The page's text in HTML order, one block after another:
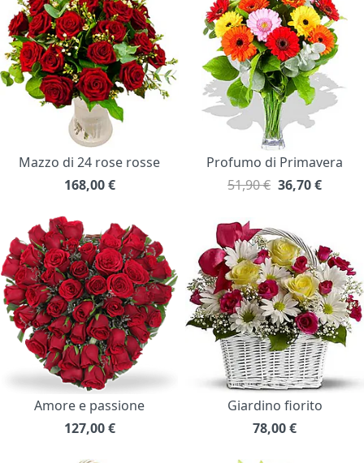
Mazzo di 24 rose rosse
168,00 €
Profumo di Primavera
51,90 € 36,70€
Amore e passione
127,00 €
Giardino fiorito
78,00€